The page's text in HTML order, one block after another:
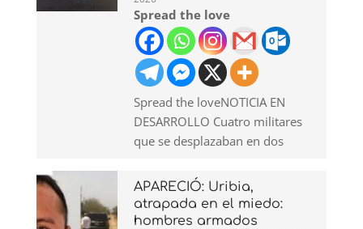
Spread the love
Spread the loveNOTICIA EN
DESARROLLO Cuatro militares
que se desplazaban en dos
APARECIÓ: Uribia,
atrapada en el miedo:
hombres armados